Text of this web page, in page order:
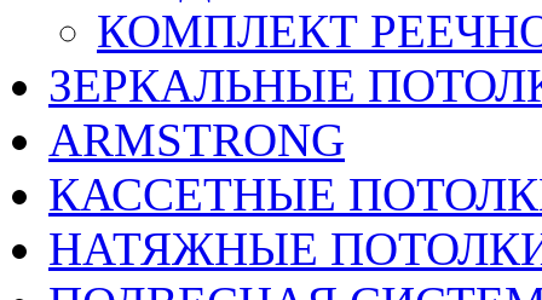
КОМПЛЕКТ
ЗЕРКАЛЬНЫЕ
ARMSTRONG
КАССЕТНЫЕ
НАТЯЖНЫЕ